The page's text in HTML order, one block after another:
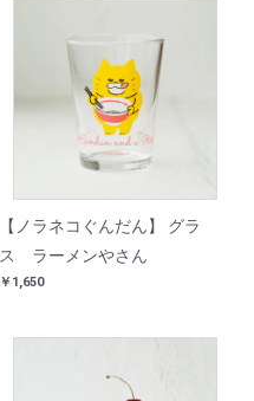
【ノラネコぐんだん】 グラ
ス ラーメンやさん
￥1,650